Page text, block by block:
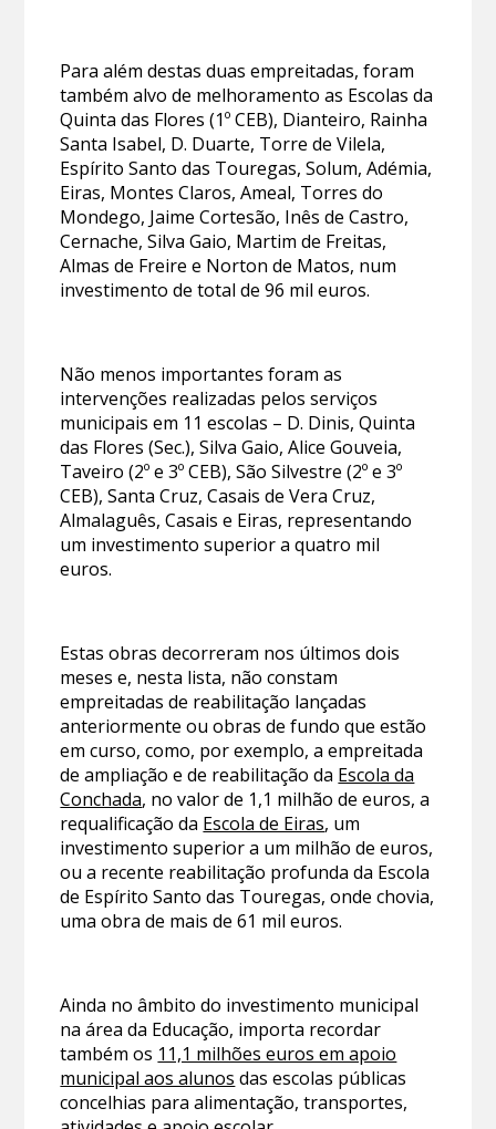
Para além destas duas empreitadas, foram
também alvo de melhoramento as Escolas da
Quinta das Flores (1º CEB), Dianteiro, Rainha
Santa Isabel, D. Duarte, Torre de Vilela,
Espírito Santo das Touregas, Solum, Adémia,
Eiras, Montes Claros, Ameal, Torres do
Mondego, Jaime Cortesão, Inês de Castro,
Cernache, Silva Gaio, Martim de Freitas,
Almas de Freire e Norton de Matos, num
investimento de total de 96 mil euros.
Não menos importantes foram as
intervenções realizadas pelos serviços
municipais em 11 escolas – D. Dinis, Quinta
das Flores (Sec.), Silva Gaio, Alice Gouveia,
Taveiro (2º e 3º CEB), São Silvestre (2º e 3º
CEB), Santa Cruz, Casais de Vera Cruz,
Almalaguês, Casais e Eiras, representando
um investimento superior a quatro mil
euros.
Estas obras decorreram nos últimos dois
meses e, nesta lista, não constam
empreitadas de reabilitação lançadas
anteriormente ou obras de fundo que estão
em curso, como, por exemplo, a empreitada
de ampliação e de reabilitação da Escola da
Conchada, no valor de 1,1 milhão de euros, a
requalificação da Escola de Eiras, um
investimento superior a um milhão de euros,
ou a recente reabilitação profunda da Escola
de Espírito Santo das Touregas, onde chovia,
uma obra de mais de 61 mil euros.
Ainda no âmbito do investimento municipal
na área da Educação, importa recordar
também os 11,1 milhões euros em apoio
municipal aos alunos das escolas públicas
concelhias para alimentação, transportes,